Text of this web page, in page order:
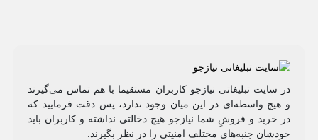
در سایت تبلیغاتی نیازجو کاربران مستقیما با هم تماس می‌گیرند
و هیچ واسطه‌ای در این میان وجود ندارد، پس دقت فرمایید که
در خرید و فروشِ شما نیازجو هیچ دخالتی نداشته و کاربران باید
خودشان جنبه‌های مختلف امنیتی را در نظر بگیرند.